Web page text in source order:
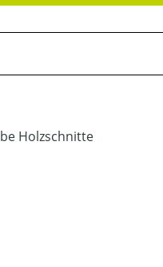
Holzschnitte